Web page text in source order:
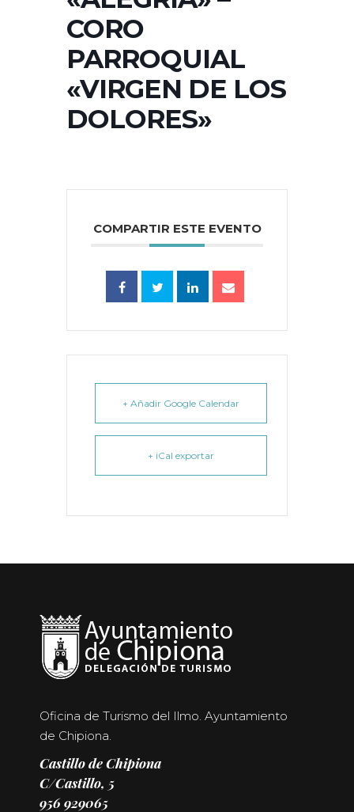
CORO
PARROQUIAL
«VIRGEN DE LOS
DOLORES»
COMPARTIR ESTE EVENTO
+ Añadir Google Calendar
+ iCal exportar
Oficina de Turismo del Ilmo. Ayuntamiento
de Chipiona.
Castillo de Chipiona
C/Castillo, 5
956 929065